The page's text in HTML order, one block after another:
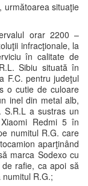
următoarea situaţie
orar 2200 –
infracţionale, la
în calitate de
Sibiu situată în
F.C. pentru judeţul
o cutie de culoare
inel din metal alb,
S.R.L a sustras un
Redmi 5 în
numitul R.G. care
aparţinând
marca Sodexo cu
rafie, ca apoi să
R.G.;